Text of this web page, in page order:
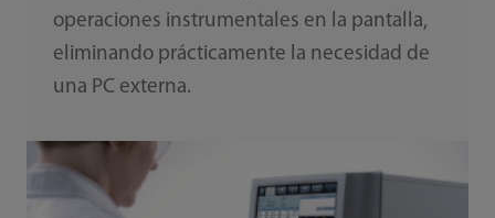
operaciones instrumentales en la pantalla,
eliminando prácticamente la necesidad de
una PC externa.